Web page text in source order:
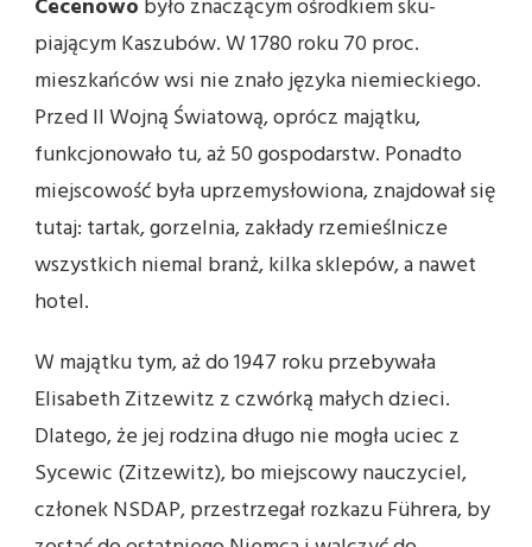
Cecenowo było znaczącym ośrodkiem sku­
piającym Kaszubów. W 1780 roku 70 proc.
mieszkańców wsi nie znało języka niemieckiego.
Przed II Wojną Światową, oprócz majątku,
funkcjonowało tu, aż 50 gospodarstw. Ponadto
miejscowość była uprzemysłowiona, znajdował się
tutaj: tartak, gorzelnia, zakłady rzemieślnicze
wszystkich niemal branż, kilka sklepów, a nawet
hotel.
W majątku tym, aż do 1947 roku przebywała
Elisabeth Zitzewitz z czwórką małych dzieci.
Dlatego, że jej rodzina długo nie mogła uciec z
Sycewic (Zitzewitz), bo miejscowy nauczyciel,
członek NSDAP, przestrzegał rozkazu Führera, by